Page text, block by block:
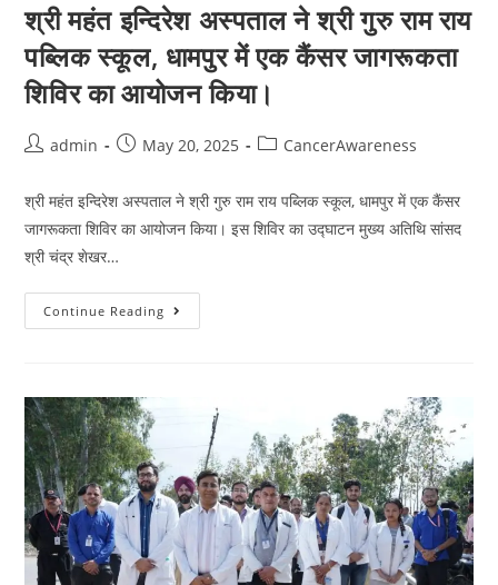
श्री महंत इन्दिरेश अस्पताल ने श्री गुरु राम राय
पब्लिक स्कूल, धामपुर में एक कैंसर जागरूकता
शिविर का आयोजन किया।
admin May 20, 2025 CancerAwareness
श्री महंत इन्दिरेश अस्पताल ने श्री गुरु राम राय पब्लिक स्कूल, धामपुर में एक कैंसर
जागरूकता शिविर का आयोजन किया। इस शिविर का उद्घाटन मुख्य अतिथि सांसद
श्री चंद्र शेखर…
Continue Reading